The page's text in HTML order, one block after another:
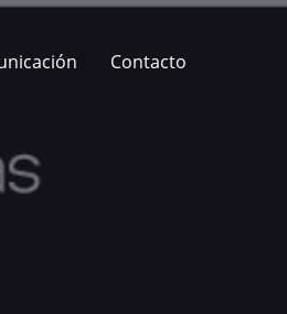
Contacto